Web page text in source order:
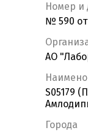
Номер и
№ 590 от
АО
S05179
Города